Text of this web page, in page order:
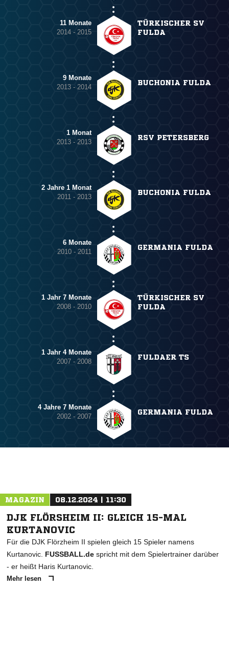
11 Monate
2014 - 2015
TÜRKISCHER SV
FULDA
9 Monate
2013 - 2014
BUCHONIA FULDA
1 Monat
2013 - 2013
RSV PETERSBERG
2 Jahre 1 Monat
2011 - 2013
BUCHONIA FULDA
6 Monate
2010 - 2011
GERMANIA FULDA
1 Jahr 7 Monate
2008 - 2010
TÜRKISCHER SV
FULDA
1 Jahr 4 Monate
2007 - 2008
FULDAER TS
4 Jahre 7 Monate
2002 - 2007
GERMANIA FULDA
MAGAZIN 08.12.2024 | 11:30
DJK FLÖRSHEIM II: GLEICH 15-MAL
KURTANOVIC
Für die DJK Flörzheim II spielen gleich 15 Spieler namens
Kurtanovic. FUSSBALL.de spricht mit dem Spielertrainer darüber
- er heißt Haris Kurtanovic.
Mehr lesen